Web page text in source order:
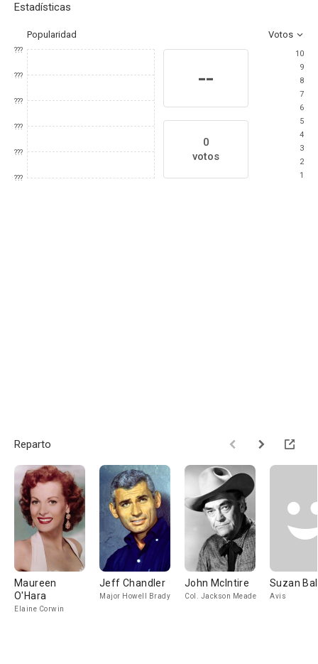
Estadísticas
Popularidad Votos
???
???
???
???
???
???
--
0
votos
10
9
8
7
6
5
4
3
2
1
Reparto
Maureen
O'Hara
Elaine Corwin
Jeff Chandler
Major Howell Brady
John McIntire
Col. Jackson Meade
Suzan
Avis